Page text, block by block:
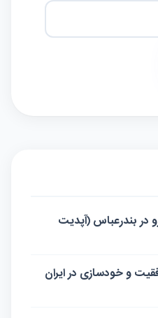
در بندرعباس (آپدیت
و خودسازی در ایران